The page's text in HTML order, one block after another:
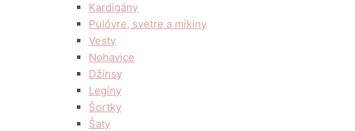
Kardigány
Pulóvre, svetre a mikiny
Vesty
Nohavice
Džínsy
Legíny
Šortky
Šaty